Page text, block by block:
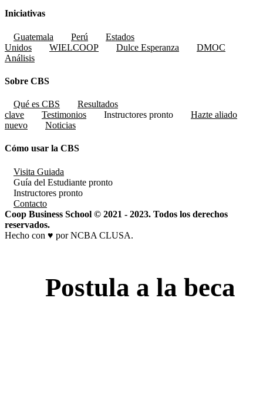
Iniciativas
Guatemala Perú
Estados
Unidos
WIELCOOP Dulce Esperanza
DMOC
Análisis
Sobre CBS
Qué es CBS
Resultados
clave
Testimonios Instructores pronto
Hazte aliado
nuevo
Noticias
Cómo usar la CBS
Visita Guiada
Guía del Estudiante pronto
Instructores pronto
Contacto
Coop Business School © 2021 - 2023. Todos los derechos
reservados.
Hecho con ♥ por NCBA CLUSA.
Postula a la beca